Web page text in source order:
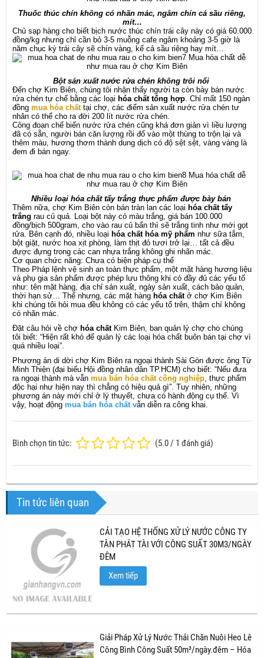
Thuốc thúc chín không có nhãn mác, ngâm chín cả sầu riêng,
mít…
Chủ sạp hàng cho biết bịch nước thúc chín trái cây này có giá 60.000
đồng/kg nhưng chỉ cần bỏ 3-5 muỗng cafe ngâm khoảng 3-5 giờ là
năm chục ký trái cây sẽ chín vàng, kể cả sầu riêng hay mít…
Bột sản xuất nước rửa chén không trôi nổi
Đến chợ Kim Biên, chúng tôi nhận thấy người ta còn bày bán nước
rửa chén tự chế bằng các loại hóa chất tổng hợp. Chỉ mất 150 ngàn
đồng mua hóa chấttại chợ, các điểm sản xuất nước rửa chén tư
nhân có thể cho ra đời 200 lít nước rửa chén.
Công đoạn chế biến nước rửa chén cũng khá đơn giản vì liều lượng
đã có sẵn, người bán căn lượng rồi đổ vào một thùng to trộn lại và
thêm màu, hương thơm thành dung dịch có độ sệt sệt, vàng vàng là
đem đi bán ngay.
Nhiều loại hóa chất tẩy trắng thực phẩm được bày bán
Thêm nữa, chợ Kim Biên còn bán tràn lan các loại hóa chất tẩy
trắng rau củ quả. Loại bột này có màu trắng, giá bán 100.000
đồng/bịch 500gram, cho vào rau củ bẩn thì sẽ trắng tinh như mới gọt
rửa. Bên cạnh đó, nhiều loại hóa chất hóa mỹ phẩm như sữa tắm,
bột giặt, nước hoa xịt phòng, làm thịt đỏ tươi trở lại… tất cả đều
được đựng trong các can nhựa trắng không ghi nhãn mác.
Cơ quan chức năng: Chưa có biện pháp cụ thể
Theo Pháp lệnh vệ sinh an toàn thực phẩm, một mặt hàng hương liệu
và phụ gia sản phẩm được phép lưu thông khi có đầy đủ các yếu tố
như: tên mặt hàng, địa chỉ sản xuất, ngày sản xuất, cách bảo quản,
thời hạn sử… Thế nhưng, các mặt hàng hóa chấtở chợ Kim Biên
khi chúng tôi hỏi mua đều không có các yếu tố trên, thậm chí không
có nhãn mác.
Đặt câu hỏi về chợ hóa chấtKim Biên, ban quản lý chợ cho chúng
tôi biết: “Hiện rất khó để quản lý các loại hóa chất buôn bán tại chợ vì
quá nhiều loại”.
Phương án di dời chợ Kim Biên ra ngoại thành Sài Gòn được ông Từ
Minh Thiện (đại biểu Hội đồng nhân dân TP.HCM) cho biết: “Nếu đưa
ra ngoại thành mà vẫn mua bán hóa chất công nghiệp, thực phẩm
độc hại như hiện nay thì chẳng có hiệu quả gì”. Tuy nhiên, những
phương án này mới chỉ ở lý thuyết, chưa có hành động cụ thể. Vì
vậy, hoạt động mua bán hóa chấtvẫn diễn ra công khai.
Bình chọn tin tức: (5.0 / 1 đánh giá)
Tin tức liên quan
CẢI TẠO HỆ THỐNG XỬ LÝ NƯỚC CÔNG TY
TÂN PHÁT TÀI VỚI CÔNG SUẤT 30M3/NGÀY
ĐÊM
Xem tiếp
Giải Pháp Xử Lý Nước Thải Chăn Nuôi Heo Lê
Công Bình Công Suất 50m³/ngày.đêm – Hóa